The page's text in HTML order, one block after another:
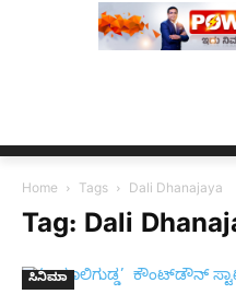
Home Tags Dali Dhanajaya
Tag: Dali
ಸಿನಿಮಾ